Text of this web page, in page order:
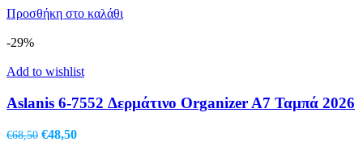
€48,50.
Προσθήκη στο καλάθι
-29%
Add to wishlist
Aslanis 6-7552 Δερμάτινο Organizer A7 Ταμπά 2026
€68,50 Original
€48,50Η